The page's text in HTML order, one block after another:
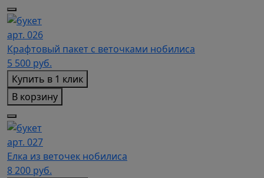
арт. 026
Крафтовый пакет с веточками нобилиса
5 500 руб.
Купить в 1 клик
В корзину
арт. 027
Елка из веточек нобилиса
8 200 руб.